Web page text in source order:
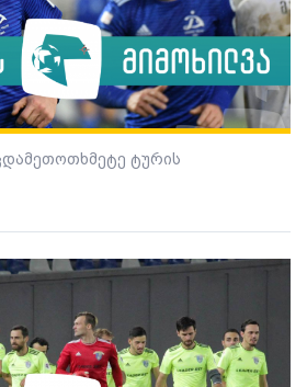
ტურის